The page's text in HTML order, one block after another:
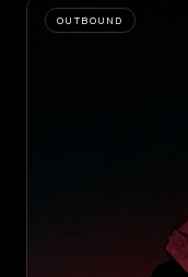
OUTBOUND